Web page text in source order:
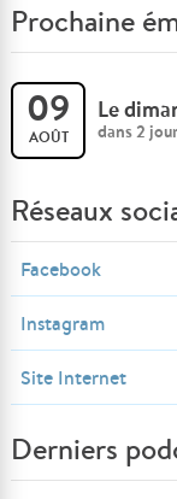
Prochaine
09
AOÛT
Le
dans 2
Réseaux
Facebook
Instagram
Site Internet
Derniers